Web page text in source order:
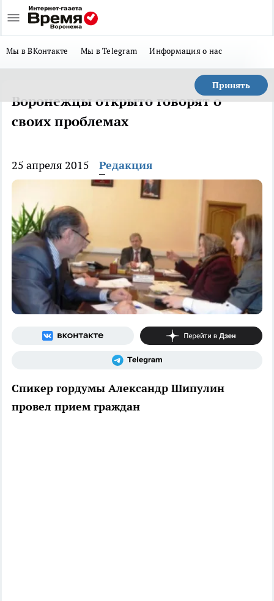
Мы в ВКонтакте Мы в Telegram Информация о нас
Принять
Воронежцы открыто говорят о
своих проблемах
25 апреля 2015 Редакция
Спикер гордумы Александр Шипулин
провел прием граждан